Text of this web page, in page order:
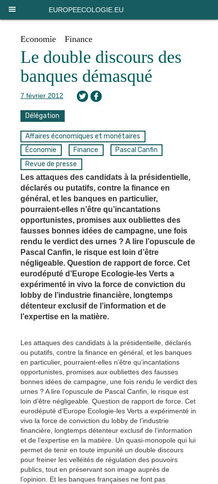
EUROPEECOLOGIE.EU
Economie Finance
Le double discours des
banques démasqué
7 février 2012
Délégation
Affaires économiques et monétaires
Économie
Finance
Pascal Canfin
Revue de presse
Les attaques des candidats à la présidentielle,
déclarés ou putatifs, contre la finance en
général, et les banques en particulier,
pourraient-elles n’être qu’incantations
opportunistes, promises aux oubliettes des
fausses bonnes idées de campagne, une fois
rendu le verdict des urnes ? A lire l’opuscule de
Pascal Canfin, le risque est loin d’être
négligeable. Question de rapport de force. Cet
eurodéputé d’Europe Ecologie-les Verts a
expérimenté in vivo la force de conviction du
lobby de l’industrie financière, longtemps
détenteur exclusif de l’information et de
l’expertise en la matière.
Les attaques des candidats à la présidentielle, déclarés
ou putatifs, contre la finance en général, et les banques
en particulier, pourraient-elles n’être qu’incantations
opportunistes, promises aux oubliettes des fausses
bonnes idées de campagne, une fois rendu le verdict des
urnes ? A lire l’opuscule de Pascal Canfin, le risque est
loin d’être négligeable. Question de rapport de force. Cet
eurodéputé d’Europe Ecologie-les Verts a expérimenté in
vivo la force de conviction du lobby de l’industrie
financière, longtemps détenteur exclusif de l’information
et de l’expertise en la matière. Un quasi-monopole qui lui
permet de tenir en toute impunité un double discours
pour freiner les velléités de régulation des pouvoirs
publics, tout en préservant son image auprès de
l’opinion. Et les banques françaises ne font pas